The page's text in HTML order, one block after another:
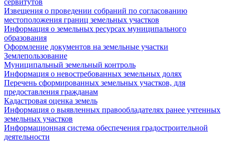
сервитутов
Извещения о проведении собраний по согласованию
местоположения границ земельных участков
Информация о земельных ресурсах муниципального
образования
Оформление документов на земельные участки
Землепользование
Муниципальный земельный контроль
Информация о невостребованных земельных долях
Перечень сформированных земельных участков, для
предоставления гражданам
Кадастровая оценка земель
Информация о выявленных правообладателях ранее учтенных
земельных участков
Информационная система обеспечения градостроительной
деятельности